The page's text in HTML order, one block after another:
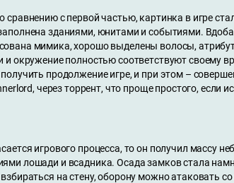
сравнению с первой частью, картинка в игре
зданиями, юнитами и событиями.
мимика, хорошо выделены волосы,
и окружение полностью соответствуют своему
продолжение игре, и при этом –
через торрент, что проще простого, если
игрового процесса, то он получил массу
лошади и всадника. Осада замков стала
на стену, оборону можно атаковать